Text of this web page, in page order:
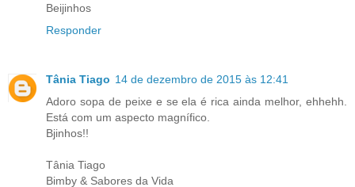
Beijinhos
Responder
Tânia Tiago 14 de dezembro de 2015 às 12:41
Adoro sopa de peixe e se ela é rica ainda melhor, ehhehh.
Está com um aspecto magnífico.
Bjinhos!!
Tânia Tiago
Bimby & Sabores da Vida